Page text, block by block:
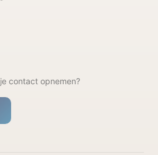
contact opnemen?